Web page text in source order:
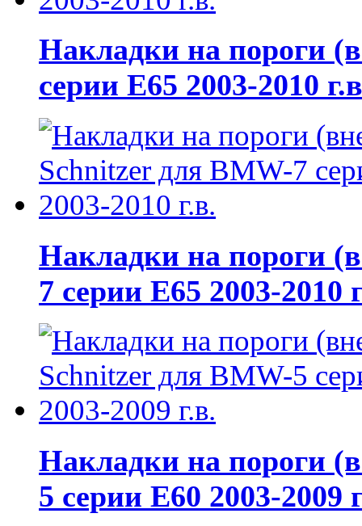
Накладки на пороги
серии E65 2003-2010
Накладки на пороги
7 серии E65 2003-2010
Накладки на пороги
5 серии E60 2003-2009